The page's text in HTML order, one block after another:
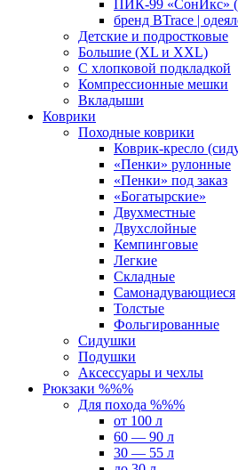
ПИК-99 «СонИкс»
бренд BTrace |
Детские и подростковые
Большие (XL и XXL)
С хлопковой подкладкой
Компрессионные мешки
Вкладыши
Коврики
Походные коврики
Коврик-кресло
«Пенки» рулонные
«Пенки» под заказ
«Богатырские»
Двухместные
Двухслойные
Кемпинговые
Легкие
Складные
Самонадувающиеся
Толстые
Фольгированные
Сидушки
Подушки
Аксессуары и чехлы
Рюкзаки %%%
Для похода %%%
от 100 л
60 — 90 л
30 — 55 л